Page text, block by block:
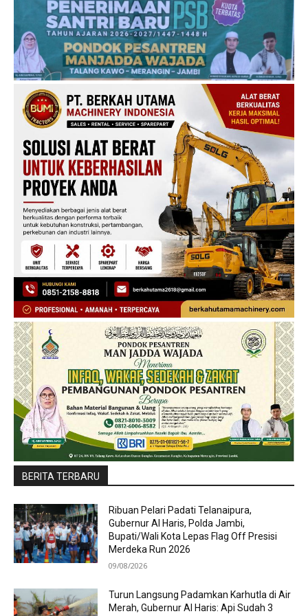
BERITA TERBARU
Ribuan Pelari Padati Telanaipura,
Gubernur Al Haris, Polda Jambi,
Bupati/Wali Kota Lepas Flag Off Presisi
Merdeka Run 2026
09/08/2026
Turun Langsung Padamkan Karhutla di Air
Merah, Gubernur Al Haris: Api Sudah 3